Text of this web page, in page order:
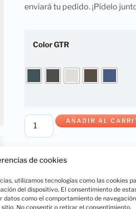
de cookies
utilizamos tecnologías como las cookies
del dispositivo. El consentimiento de
datos como el comportamiento de
No consentir o retirar el consentimiento,
enviará tu pedido. ¡Pídelo
Color GTR
AÑADIR AL
SKU: 5810-00